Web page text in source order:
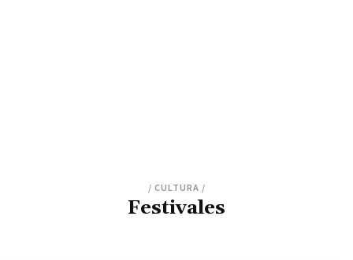
/ CULTURA /
Festivales